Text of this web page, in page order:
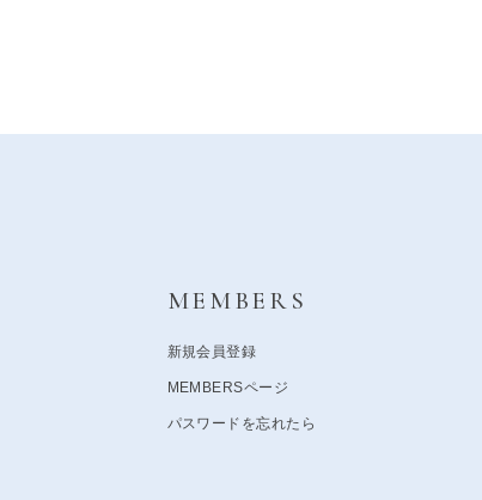
MEMBERS
新規会員登録
MEMBERSページ
パスワードを忘れたら